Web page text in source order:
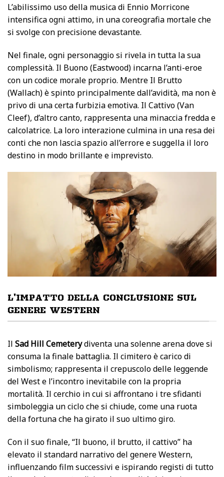
L’abilissimo uso della musica di Ennio Morricone
intensifica ogni attimo, in una coreografia mortale che
si svolge con precisione devastante.
Nel finale, ogni personaggio si rivela in tutta la sua
complessità. Il Buono (Eastwood) incarna l’anti-eroe
con un codice morale proprio. Mentre Il Brutto
(Wallach) è spinto principalmente dall’avidità, ma non è
privo di una certa furbizia emotiva. Il Cattivo (Van
Cleef), d’altro canto, rappresenta una minaccia fredda e
calcolatrice. La loro interazione culmina in una resa dei
conti che non lascia spazio all’errore e suggella il loro
destino in modo brillante e imprevisto.
L'IMPATTO DELLA CONCLUSIONE SUL
GENERE WESTERN
Il Sad Hill Cemeterydiventa una solenne arena dove si
consuma la finale battaglia. Il cimitero è carico di
simbolismo; rappresenta il crepuscolo delle leggende
del West e l’incontro inevitabile con la propria
mortalità. Il cerchio in cui si affrontano i tre sfidanti
simboleggia un ciclo che si chiude, come una ruota
della fortuna che ha girato il suo ultimo giro.
Con il suo finale, “Il buono, il brutto, il cattivo” ha
elevato il standard narrativo del genere Western,
influenzando film successivi e ispirando registi di tutto